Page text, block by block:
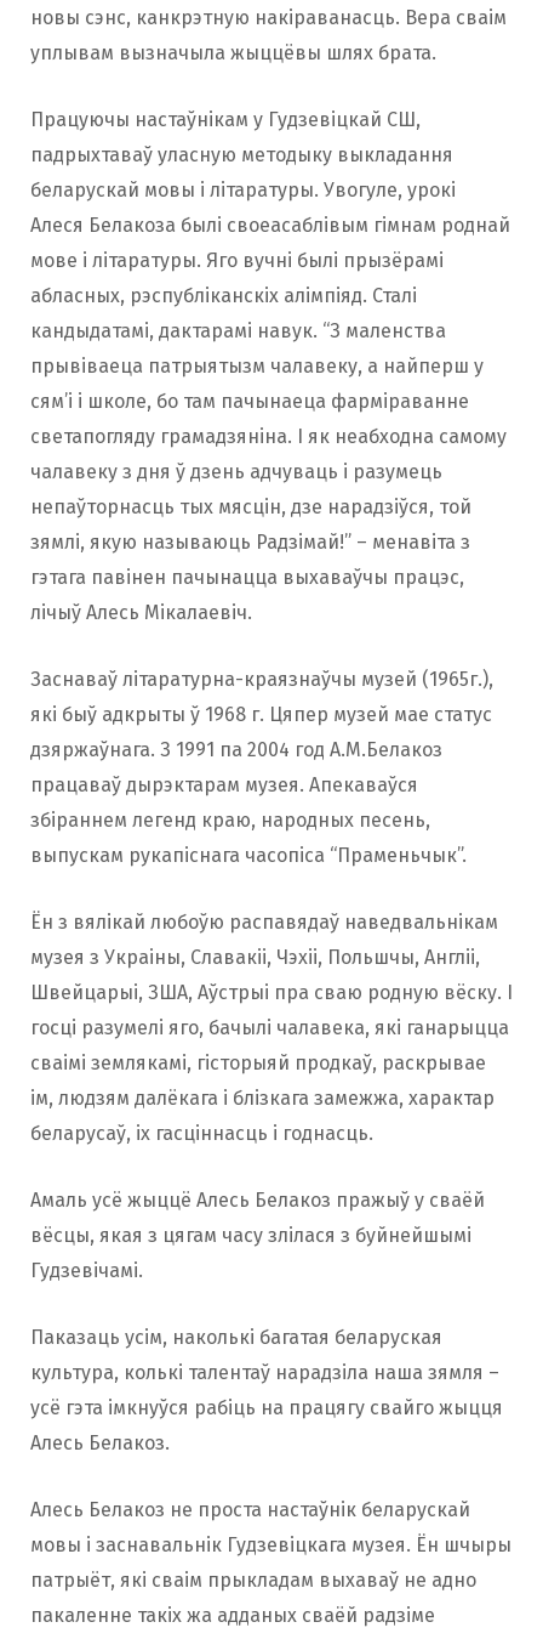
новы сэнс, канкрэтную накіраванасць. Вера сваім
уплывам вызначыла жыццёвы шлях брата.
Працуючы настаўнікам у Гудзевіцкай СШ,
падрыхтаваў уласную методыку выкладання
беларускай мовы і літаратуры. Увогуле, урокі
Алеся Белакоза былі своеасаблівым гімнам роднай
мове і літаратуры. Яго вучні былі прызёрамі
абласных, рэспубліканскіх алімпіяд. Сталі
кандыдатамі, дактарамі навук. “З маленства
прывіваеца патрыятызм чалавеку, а найперш у
сям’і і школе, бо там пачынаеца фарміраванне
светапогляду грамадзяніна. І як неабходна самому
чалавеку з дня ў дзень адчуваць і разумець
непаўторнасць тых мясцін, дзе нарадзіўся, той
зямлі, якую называюць Радзімай!” – менавіта з
гэтага павінен пачынацца выхаваўчы працэс,
лічыў Алесь Мікалаевіч.
Заснаваў літаратурна-краязнаўчы музей (1965г.),
які быў адкрыты ў 1968 г. Цяпер музей мае статус
дзяржаўнага. З 1991 па 2004 год А.М.Белакоз
працаваў дырэктарам музея. Апекаваўся
збіраннем легенд краю, народных песень,
выпускам рукапіснага часопіса “Праменьчык”.
Ён з вялікай любоўю распавядаў наведвальнікам
музея з Украіны, Славакіі, Чэхіі, Польшчы, Англіі,
Швейцарыі, ЗША, Аўстрыі пра сваю родную вёску. І
госці разумелі яго, бачылі чалавека, які ганарыцца
сваімі землякамі, гісторыяй продкаў, раскрывае
ім, людзям далёкага і блізкага замежжа, характар
беларусаў, іх гасціннасць і годнасць.
Амаль усё жыццё Алесь Белакоз пражыў у сваёй
вёсцы, якая з цягам часу злілася з буйнейшымі
Гудзевічамі.
Паказаць усім, наколькі багатая беларуская
культура, колькі талентаў нарадзіла наша зямля –
усё гэта імкнуўся рабіць на працягу свайго жыцця
Алесь Белакоз.
Алесь Белакоз не проста настаўнік беларускай
мовы і заснавальнік Гудзевіцкага музея. Ён шчыры
патрыёт, які сваім прыкладам выхаваў не адно
пакаленне такіх жа адданых сваёй радзіме